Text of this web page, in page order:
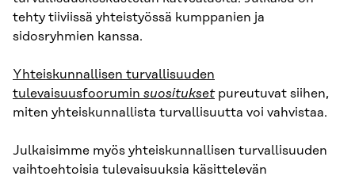
tehty tiiviissä yhteistyössä kumppanien ja
sidosryhmien kanssa.
Yhteiskunnallisen turvallisuuden
tulevaisuusfoorumin suosituksetpureutuvat siihen,
miten yhteiskunnallista turvallisuutta voi vahvistaa.
Julkaisimme myös yhteiskunnallisen turvallisuuden
vaihtoehtoisia tulevaisuuksia käsittelevän